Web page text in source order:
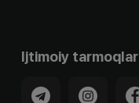
Ijtimoiy tarmoqlar